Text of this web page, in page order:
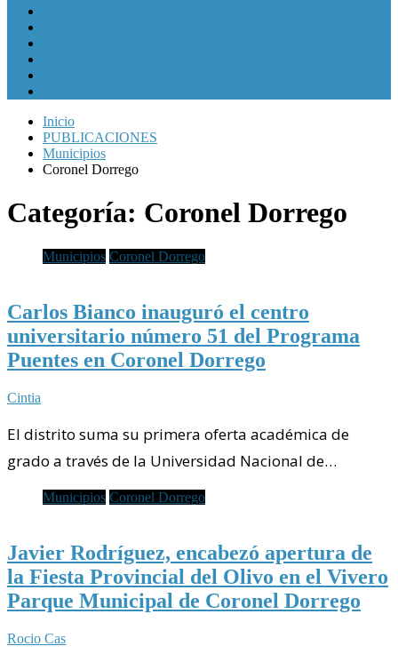
Inicio
PUBLICACIONES
Municipios
Coronel Dorrego
Categoría: Coronel Dorrego
Municipios Coronel Dorrego
Carlos Bianco inauguró el centro
universitario número 51 del Programa
Puentes en Coronel Dorrego
Cintia
El distrito suma su primera oferta académica de
grado a través de la Universidad Nacional de…
Municipios Coronel Dorrego
Javier Rodríguez, encabezó apertura de
la Fiesta Provincial del Olivo en el Vivero
Parque Municipal de Coronel Dorrego
Rocio Cas